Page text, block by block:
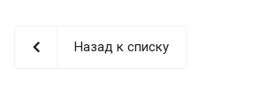
Назад к списку